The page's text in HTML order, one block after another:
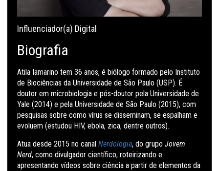
Influenciador(a) Digital
Biografia
Atila Iamarino tem 36 anos, é biólogo formado pelo Instituto
de Biociências da Universidade de São Paulo (USP). É
doutor em microbiologia e pós-doutor pela Universidade de
Yale (2014) e pela Universidade de São Paulo (2015), com
pesquisas sobre como vírus se disseminam, se espalham e
evoluem (estudou HIV, ebola, zica, dentre outros).
Atua desde 2015 no canal Nerdologia, do grupo Jovem
Nerd, como divulgador científico, roteirizando e
apresentando vídeos sobre ciência a partir de elementos da